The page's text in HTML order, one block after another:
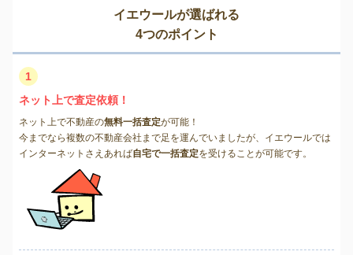
イエウールが選ばれる
4つのポイント
1
ネット上で査定依頼！
ネット上で不動産の無料一括査定が可能！
今までなら複数の不動産会社まで足を運んでいましたが、イエウールでは
インターネットさえあれば自宅で一括査定を受けることが可能です。